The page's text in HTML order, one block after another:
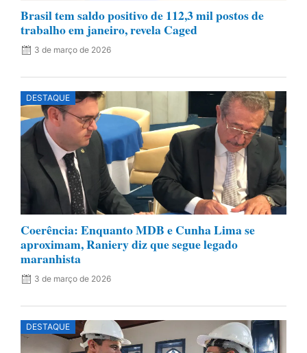
Brasil tem saldo positivo de 112,3 mil postos de
trabalho em janeiro, revela Caged
3 de março de 2026
DESTAQUE
Coerência: Enquanto MDB e Cunha Lima se
aproximam, Raniery diz que segue legado
maranhista
3 de março de 2026
DESTAQUE